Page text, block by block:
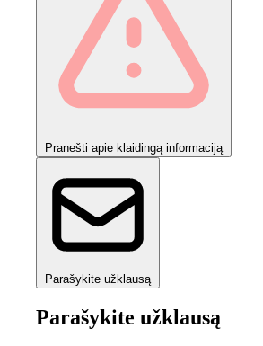
Pranešti apie klaidingą informaciją
Parašykite užklausą
Parašykite užklausą